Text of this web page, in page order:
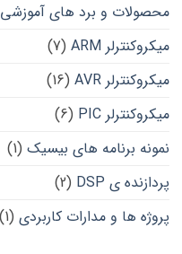
محصولات و برد های آموزشی
میکروکنترلر ARM
(7)
میکروکنترلر AVR
(16)
میکروکنترلر PIC
(6)
نمونه برنامه های بیسیک (1)
پردازنده ی DSP
(2)
پروژه ها و مدارات کاربردی (1)